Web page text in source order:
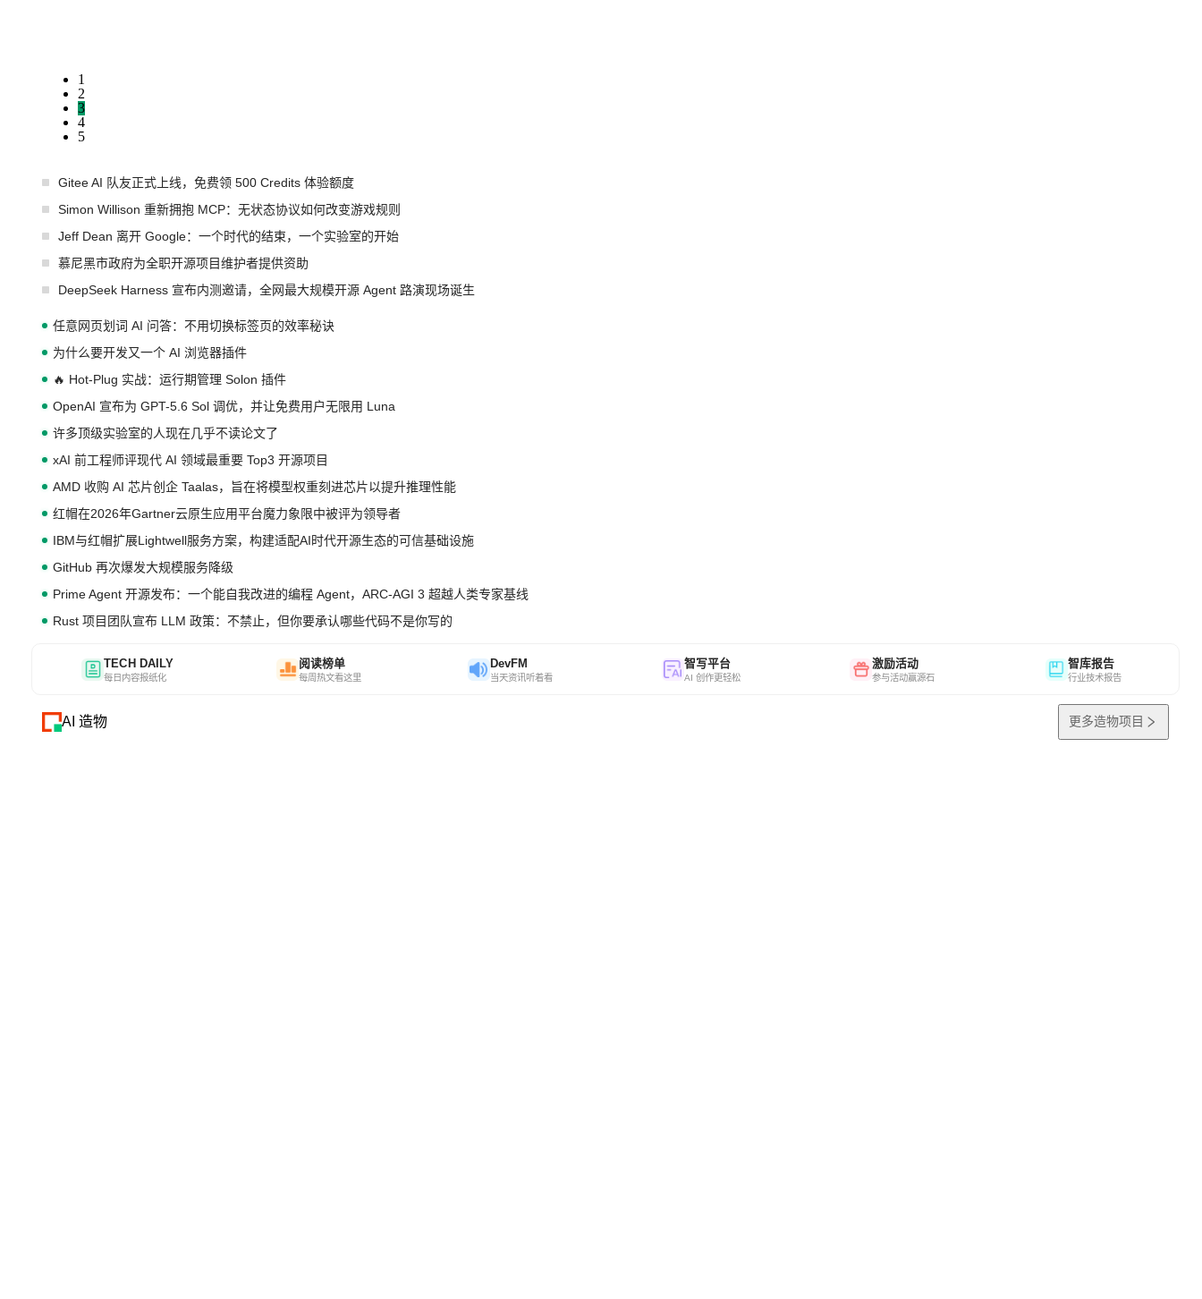
1
2
3
4
5
Gitee AI 队友正式上线，免费领 500 Credits 体验额度
Simon Willison 重新拥抱 MCP：无状态协议如何改变游戏规则
Jeff Dean 离开 Google：一个时代的结束，一个实验室的开始
慕尼黑市政府为全职开源项目维护者提供资助
DeepSeek Harness 宣布内测邀请，全网最大规模开源 Agent 路演现场诞生
任意网页划词 AI 问答：不用切换标签页的效率秘诀
为什么要开发又一个 AI 浏览器插件
🔥 Hot-Plug 实战：运行期管理 Solon 插件
OpenAI 宣布为 GPT-5.6 Sol 调优，并让免费用户无限用 Luna
许多顶级实验室的人现在几乎不读论文了
xAI 前工程师评现代 AI 领域最重要 Top3 开源项目
AMD 收购 AI 芯片创企 Taalas，旨在将模型权重刻进芯片以提升推理性能
红帽在2026年Gartner云原生应用平台魔力象限中被评为领导者
IBM与红帽扩展Lightwell服务方案，构建适配AI时代开源生态的可信基础设施
GitHub 再次爆发大规模服务降级
Prime Agent 开源发布：一个能自我改进的编程 Agent，ARC-AGI 3 超越人类专家基线
Rust 项目团队宣布 LLM 政策：不禁止，但你要承认哪些代码不是你写的
TECH DAILY
每日内容报纸化
阅读榜单
每周热文看这里
DevFM
当天资讯听着看
智写平台
AI 创作更轻松
激励活动
参与活动赢源石
智库报告
行业技术报告
AI 造物 更多造物项目